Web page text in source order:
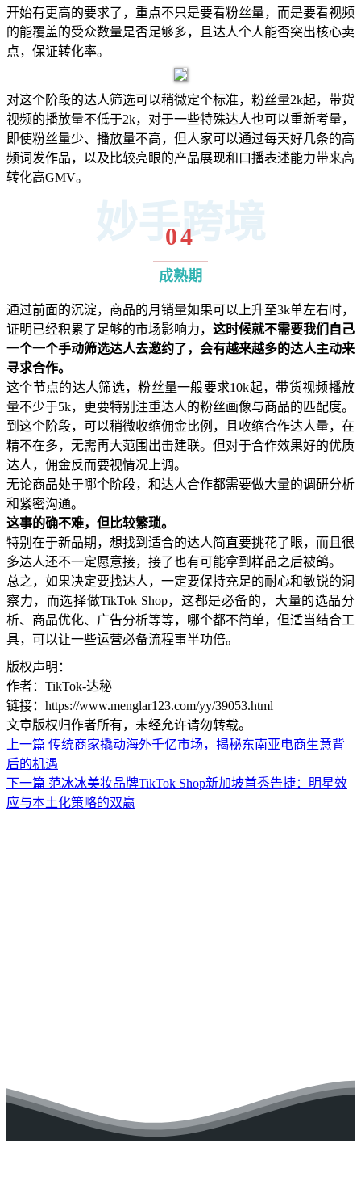
开始有更高的要求了，重点不只是要看粉丝量，而是要看视频
的能覆盖的受众数量是否足够多，且达人个人能否突出核心卖
点，保证转化率。
对这个阶段的达人筛选可以稍微定个标准，粉丝量2k起，带货
视频的播放量不低于2k，对于一些特殊达人也可以重新考量，
即使粉丝量少、播放量不高，但人家可以通过每天好几条的高
频词发作品，以及比较亮眼的产品展现和口播表述能力带来高
转化高GMV。
妙手跨境
04
成熟期
通过前面的沉淀，商品的月销量如果可以上升至3k单左右时，
证明已经积累了足够的市场影响力， 这时候就不需要我们自己
一个一个手动筛选达人去邀约了，会有越来越多的达人主动来
寻求合作。
这个节点的达人筛选，粉丝量一般要求10k起，带货视频播放
量不少于5k，更要特别注重达人的粉丝画像与商品的匹配度。
到这个阶段，可以稍微收缩佣金比例，且收缩合作达人量，在
精不在多，无需再大范围出击建联。但对于合作效果好的优质
达人，佣金反而要视情况上调。
无论商品处于哪个阶段，和达人合作都需要做大量的调研分析
和紧密沟通。
这事的确不难，但比较繁琐。
特别在于新品期，想找到适合的达人简直要挑花了眼，而且很
多达人还不一定愿意接，接了也有可能拿到样品之后被鸽。
总之，如果决定要找达人，一定要保持充足的耐心和敏锐的洞
察力，而选择做TikTok Shop，这都是必备的，大量的选品分
析、商品优化、广告分析等等，哪个都不简单，但适当结合工
具，可以让一些运营必备流程事半功倍。
版权声明：
作者：TikTok-达秘
链接：https://www.menglar123.com/yy/39053.html
文章版权归作者所有，未经允许请勿转载。
上一篇 传统商家撬动海外千亿市场，揭秘东南亚电商生意背
后的机遇
下一篇 范冰冰美妆品牌TikTok Shop新加坡首秀告捷：明星效
应与本土化策略的双赢